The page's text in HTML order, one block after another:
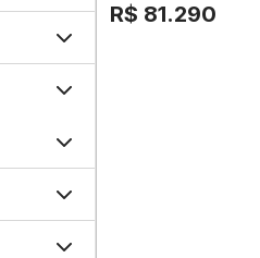
R$ 81.290